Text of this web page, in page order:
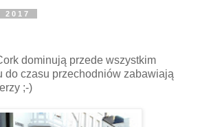
dominują przede wszystkim
do czasu przechodniów zabawiają
;-)